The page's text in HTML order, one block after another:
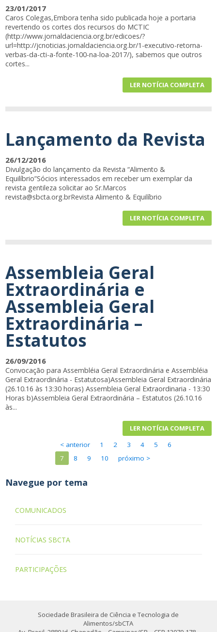
23/01/2017
Caros Colegas,Embora tenha sido publicada hoje a portaria
revertendo os cortes dos recursos do MCTIC
(http://www.jornaldaciencia.org.br/edicoes/?
url=http://jcnoticias.jornaldaciencia.org.br/1-executivo-retorna-
verbas-da-cti-a-fonte-100-na-loa-2017/), sabemos que outros
cortes...
LER NOTÍCIA COMPLETA
Lançamento da Revista
26/12/2016
Divulgação do lançamento da Revista “Alimento &
Equilíbrio”Sócios interessados em receber um exemplar da
revista gentileza solicitar ao Sr.Marcos
revista@sbcta.org.brRevista Alimento & Equilíbrio
LER NOTÍCIA COMPLETA
Assembleia Geral
Extraordinária e
Assembleia Geral
Extraordinária –
Estatutos
26/09/2016
Convocação para Assembléia Geral Extraordinária e Assembléia
Geral Extraordinária - Estatutosa)Assembleia Geral Extraordinária
(26.10.16 às 13:30 horas) Assembleia Geral Extraordinaria - 13:30
Horas b)Assembleia Geral Extraordinária – Estatutos (26.10.16
às...
LER NOTÍCIA COMPLETA
< anterior
1 2 3 4 5
6
7
8 9 10 próximo >
Navegue por tema
COMUNICADOS
NOTÍCIAS SBCTA
PARTICIPAÇÕES
Sociedade Brasileira de Ciência e Tecnologia de
Alimentos/sbCTA